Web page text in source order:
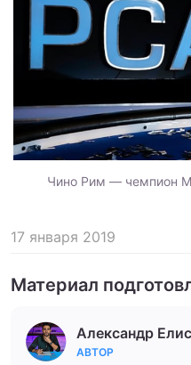
Чино Рим — чемпион
17 января 2019
Материал
Александр
АВТОР